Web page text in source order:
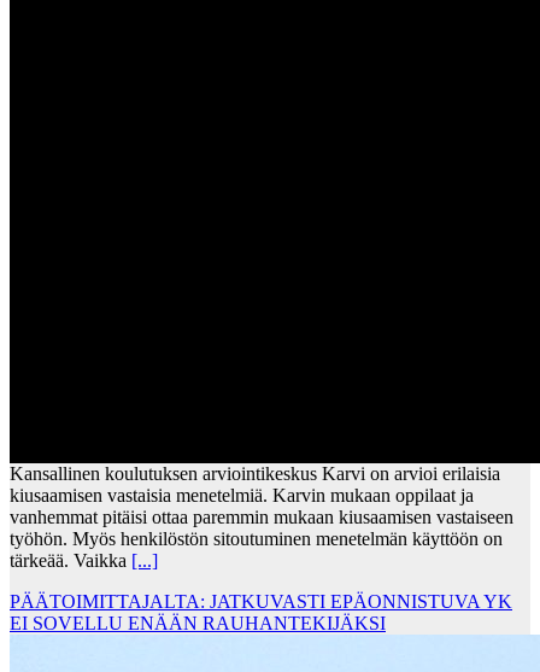
Kansallinen koulutuksen arviointikeskus Karvi on arvioi erilaisia
kiusaamisen vastaisia menetelmiä. Karvin mukaan oppilaat ja
vanhemmat pitäisi ottaa paremmin mukaan kiusaamisen vastaiseen
työhön. Myös henkilöstön sitoutuminen menetelmän käyttöön on
tärkeää. Vaikka [...]
PÄÄTOIMITTAJALTA: JATKUVASTI EPÄONNISTUVA YK
EI SOVELLU ENÄÄN RAUHANTEKIJÄKSI